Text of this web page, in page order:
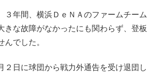
３年間、横浜ＤｅＮＡのファームチーム
きな故障がなかったにも関わらず、登板
んでした。
２日に球団から戦力外通告を受け退団し